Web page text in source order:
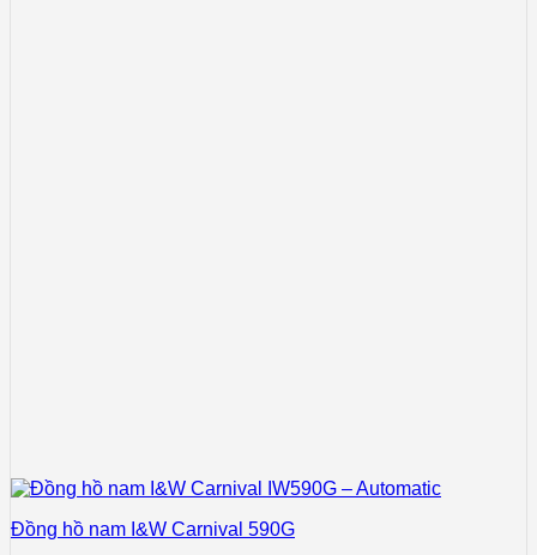
Đồng hồ nam I&W Carnival 590G